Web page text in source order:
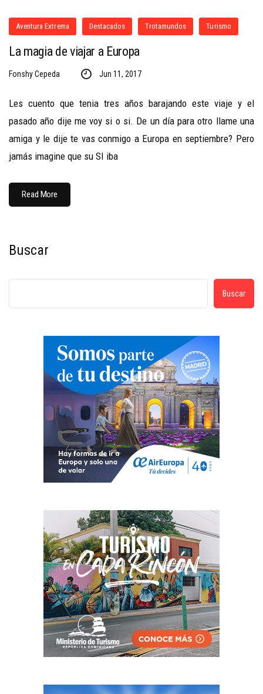
Aventura Extrema Destacados Trotamundos Turismo
La magia de viajar a Europa
Fonshy Cepeda Jun 11, 2017
Les cuento que tenia tres años barajando este viaje y el
pasado año dije me voy si o si. De un día para otro llame una
amiga y le dije te vas conmigo a Europa en septiembre? Pero
jamás imagine que su SI iba
Read More
Buscar
Buscar